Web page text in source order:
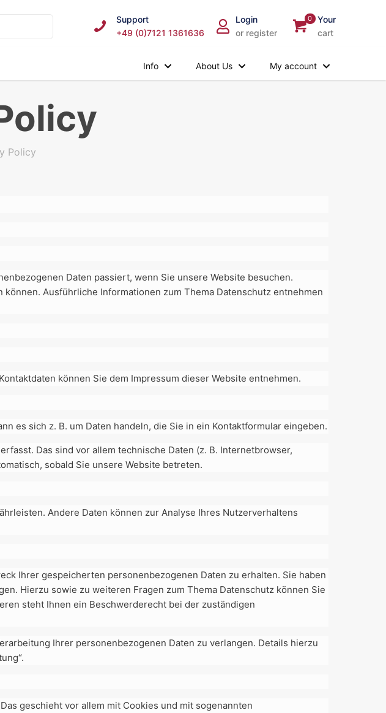
Support
+49 (0)7121 1361636
Login
or register
0
Your
cart
Info About Us My account
Policy
Daten passiert, wenn Sie unsere Website besuchen.
Ausführliche Informationen zum Thema Datenschutz entnehmen
können Sie dem Impressum dieser Website entnehmen.
es sich z. B. um Daten handeln, die Sie in ein Kontaktformular eingeben.
Das sind vor allem technische Daten (z. B. Internetbrowser,
sobald Sie unsere Website betreten.
Andere Daten können zur Analyse Ihres Nutzerverhaltens
Ihrer gespeicherten personenbezogenen Daten zu erhalten. Sie haben
Hierzu sowie zu weiteren Fragen zum Thema Datenschutz können Sie
steht Ihnen ein Beschwerderecht bei der zuständigen
Ihrer personenbezogenen Daten zu verlangen. Details hierzu
geschieht vor allem mit Cookies und mit sogenannten